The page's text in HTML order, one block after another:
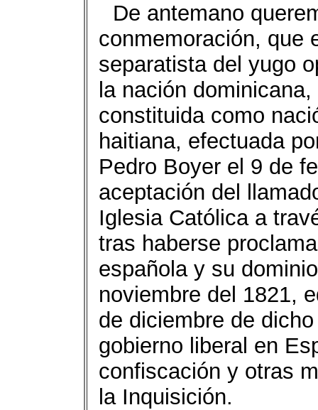
De antemano
conmemoración, que
separatista del yugo
la nación
constituida como
haitiana, efectuada
Pedro Boyer el 9 de
aceptación del
Iglesia Católica a
tras haberse
española y su
noviembre del 1821,
de diciembre de
gobierno liberal en
confiscación y otras
la Inquisición.